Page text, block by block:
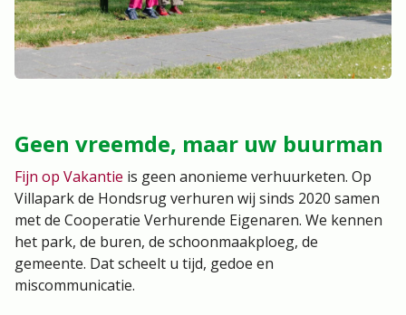
Geen vreemde, maar uw buurman
Fijn op Vakantie is geen anonieme verhuurketen. Op
Villapark de Hondsrug verhuren wij sinds 2020 samen
met de Cooperatie Verhurende Eigenaren. We kennen
het park, de buren, de schoonmaakploeg, de
gemeente. Dat scheelt u tijd, gedoe en
miscommunicatie.